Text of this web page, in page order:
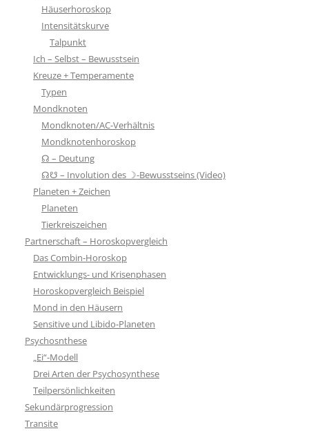
Häuserhoroskop
Intensitätskurve
Talpunkt
Ich – Selbst – Bewusstsein
Kreuze + Temperamente
Typen
Mondknoten
Mondknoten/AC-Verhältnis
Mondknotenhoroskop
☊ – Deutung
☊☋ – Involution des ☽-Bewusstseins (Video)
Planeten + Zeichen
Planeten
Tierkreiszeichen
Partnerschaft – Horoskopvergleich
Das Combin-Horoskop
Entwicklungs- und Krisenphasen
Horoskopvergleich Beispiel
Mond in den Häusern
Sensitive und Libido-Planeten
Psychosnthese
„Ei“-Modell
Drei Arten der Psychosynthese
Teilpersönlichkeiten
Sekundärprogression
Transite